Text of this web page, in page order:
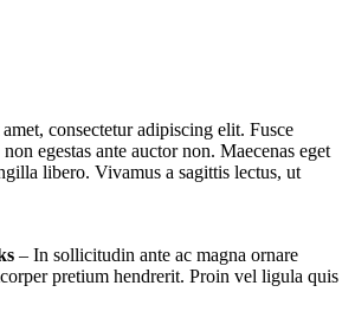
consectetur adipiscing elit. Fusce
egestas ante auctor non. Maecenas eget
libero. Vivamus a sagittis lectus, ut
– In sollicitudin ante ac magna ornare
pretium hendrerit. Proin vel ligula quis